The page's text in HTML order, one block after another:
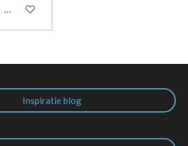
In winkelwagen
Inspiratie blog